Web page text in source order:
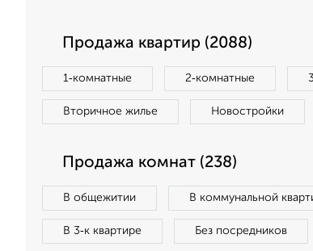
Продажа квартир (2088)
1‑комнатные 2‑комнатные
Вторичное жилье Новостройки
Продажа комнат (238)
В общежитии В коммунальной
В 3‑к квартире Без посредников